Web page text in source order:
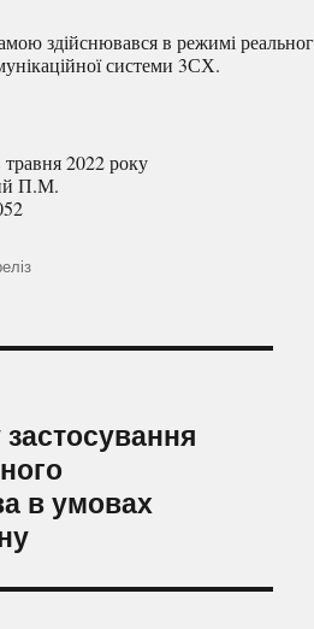
здійснювався в режимі
системи 3СХ.
2022 року
П.М.
в умовах